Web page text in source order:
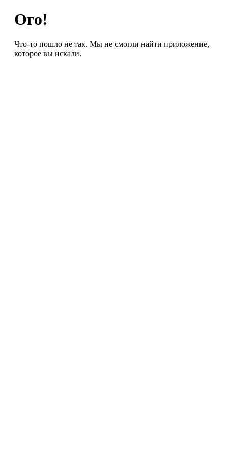
Ого!
Что-то пошло не так. Мы не смогли найти приложение,
которое вы искали.